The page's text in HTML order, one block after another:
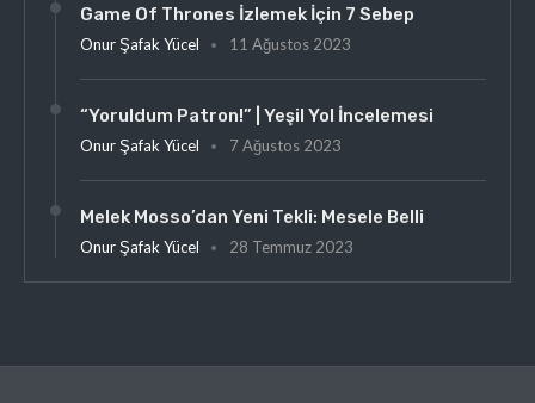
Game Of Thrones İzlemek İçin 7 Sebep
Onur Şafak Yücel 11 Ağustos 2023
“Yoruldum Patron!” | Yeşil Yol İncelemesi
Onur Şafak Yücel 7 Ağustos 2023
Melek Mosso’dan Yeni Tekli: Mesele Belli
Onur Şafak Yücel 28 Temmuz 2023